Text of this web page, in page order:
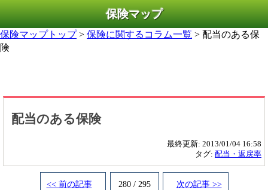
保険マップ
保険マップトップ> 保険に関するコラム一覧 > 配当のある保
険
配当のある保険
最終更新: 2013/01/04 16:58
タグ: 配当・返戻率
<< 前の記事 280 / 295 次の記事 >>